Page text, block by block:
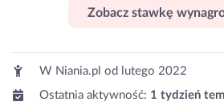
Zobacz stawkę
W Niania.pl od
lutego 2022
Ostatnia aktywność: 1 tydzień